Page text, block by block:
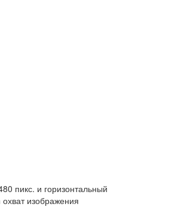
пикс. и горизонтальный
изображения